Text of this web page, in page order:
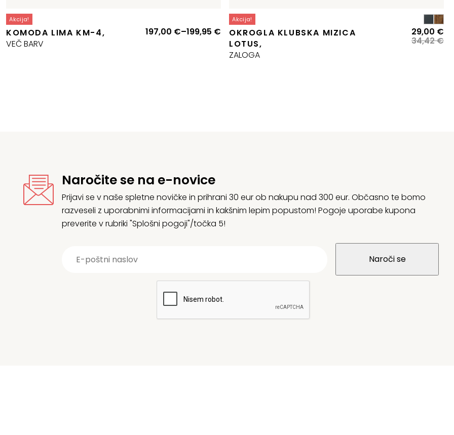
Akcija!
KOMODA LIMA KM-4,
VEČ BARV
197,00 €–199,95 €Cenovni
razpon:
od
197,00 €
Akcija!
OKROGLA KLUBSKA MIZICA
LOTUS,
ZALOGA
34,42€
29,00 €
Naročite se na e-novice
Prijavi se v naše spletne novičke in prihrani 30 eur ob nakupu nad 300 eur. Občasno te bomo
razveseli z uporabnimi informacijami in kakšnim lepim popustom! Pogoje uporabe kupona
preverite v rubriki "Splošni pogoji"/točka 5!